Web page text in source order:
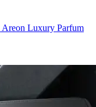
Areon Luxury Parfum